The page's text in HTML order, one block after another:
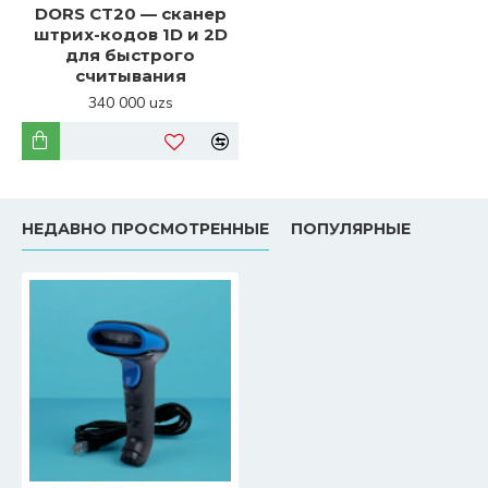
DORS CT20 — сканер
штрих-кодов 1D и 2D
для быстрого
считывания
340 000 uzs
НЕДАВНО ПРОСМОТРЕННЫЕ ПОПУЛЯРНЫЕ